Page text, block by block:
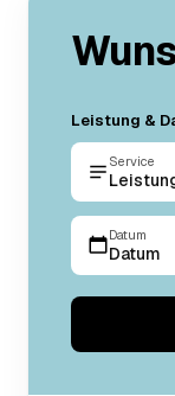
Leistung &
Service
Datum
Datum